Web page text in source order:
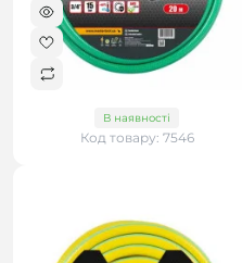
В наявності
Код товару: 7546